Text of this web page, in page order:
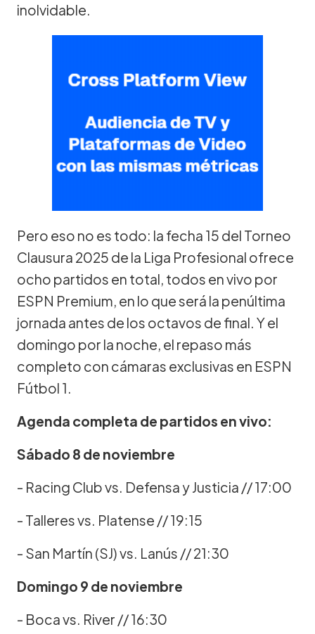
inolvidable.
Pero eso no es todo: la fecha 15 del Torneo
Clausura 2025 de la Liga Profesional ofrece
ocho partidos en total, todos en vivo por
ESPN Premium, en lo que será la penúltima
jornada antes de los octavos de final. Y el
domingo por la noche, el repaso más
completo con cámaras exclusivas en ESPN
Fútbol 1.
Agenda completa de partidos en vivo:
Sábado 8 de noviembre
- Racing Club vs. Defensa y Justicia // 17:00
- Talleres vs. Platense // 19:15
- San Martín (SJ) vs. Lanús // 21:30
Domingo 9 de noviembre
- Boca vs. River // 16:30